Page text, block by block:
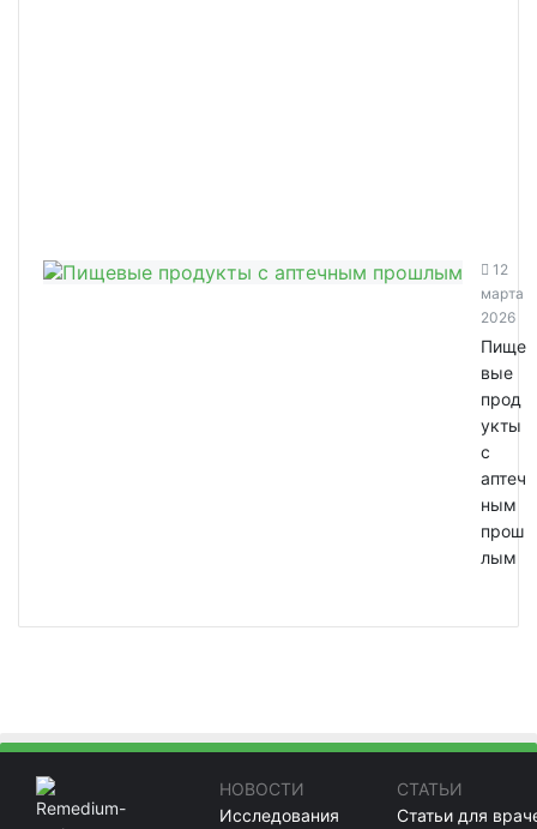
12
марта
2026
Пище
вые
прод
укты
с
аптеч
ным
прош
лым
НОВОСТИ
Исследования
СТАТЬИ
Статьи для